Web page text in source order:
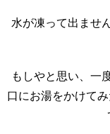
水が凍って出ませ
もしやと思い、一
口にお湯をかけて